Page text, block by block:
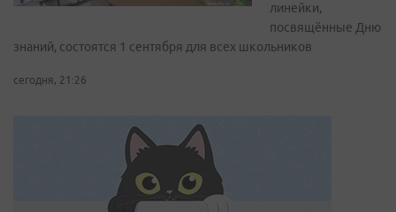
линейки,
посвящённые Дню
знаний, состоятся 1 сентября для всех школьников
сегодня, 21:26